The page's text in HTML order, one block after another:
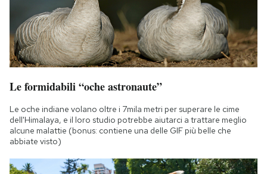
Le formidabili “oche astronaute”
Le oche indiane volano oltre i 7mila metri per superare le cime
dell'Himalaya, e il loro studio potrebbe aiutarci a trattare meglio
alcune malattie (bonus: contiene una delle GIF più belle che
abbiate visto)